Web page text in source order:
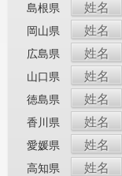
島根県 姓名
岡山県 姓名
広島県 姓名
山口県 姓名
徳島県 姓名
香川県 姓名
愛媛県 姓名
高知県 姓名